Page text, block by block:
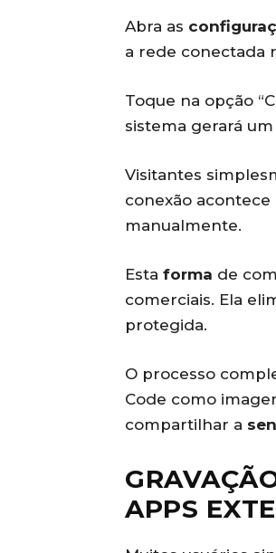
Abra as
a rede conectada
Toque na opção
sistema gerará
Visitantes
conexão
manualmente.
Esta forma de
comerciais. Ela
protegida.
O processo
Code como
compartilhar a
APPS